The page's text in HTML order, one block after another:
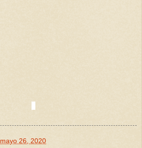
mayo 26, 2020